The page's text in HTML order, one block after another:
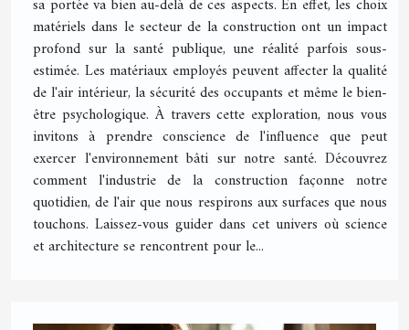
sa portée va bien au-delà de ces aspects. En effet, les choix
matériels dans le secteur de la construction ont un impact
profond sur la santé publique, une réalité parfois sous-
estimée. Les matériaux employés peuvent affecter la qualité
de l'air intérieur, la sécurité des occupants et même le bien-
être psychologique. À travers cette exploration, nous vous
invitons à prendre conscience de l'influence que peut
exercer l'environnement bâti sur notre santé. Découvrez
comment l'industrie de la construction façonne notre
quotidien, de l'air que nous respirons aux surfaces que nous
touchons. Laissez-vous guider dans cet univers où science
et architecture se rencontrent pour le...